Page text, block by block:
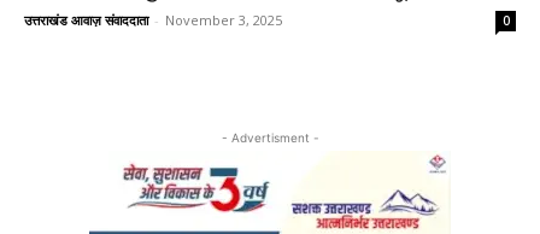
उत्तराखंड आवाज़ संवाददाता - November 3, 2025 0
- Advertisment -